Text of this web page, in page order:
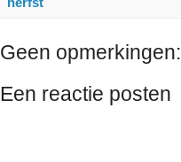
herfst
Geen opmerkingen:
Een reactie posten